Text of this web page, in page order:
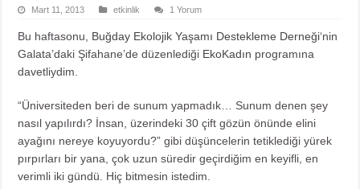
Mart 11, 2013 etkinlik 1 Yorum
Bu haftasonu, Buğday Ekolojik Yaşamı Destekleme Derneği‘nin
Galata’daki Şifahane’de düzenlediği EkoKadın programına
davetliydim.
“Üniversiteden beri de sunum yapmadık… Sunum denen şey
nasıl yapılırdı? İnsan, üzerindeki 30 çift gözün önünde elini
ayağını nereye koyuyordu?” gibi düşüncelerin tetiklediği yürek
pırpırları bir yana, çok uzun süredir geçirdiğim en keyifli, en
verimli iki gündü. Hiç bitmesin istedim.